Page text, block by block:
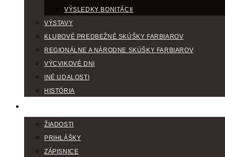
VÝSLEDKY BONITÁCII
VÝSTAVY
KLUBOVÉ PREDBEŽNÉ SKÚŠKY FARBIAROV
REGIONÁLNE A NÁRODNE SKÚŠKY FARBIAROV
VÝCVIKOVÉ DNI
INÉ UDALOSTI
HISTÓRIA
ŽIADOSTI
PRIHLÁŠKY
ZÁPISNICE